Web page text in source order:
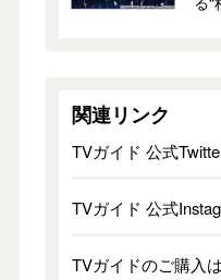
関連リンク
TVガイド 公式
TVガイド 公式
TVガイドのご購入